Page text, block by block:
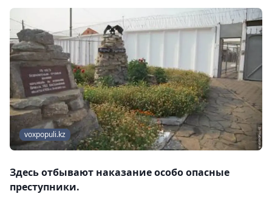
voxpopuli.kz
Здесь отбывают наказание особо опасные
преступники.